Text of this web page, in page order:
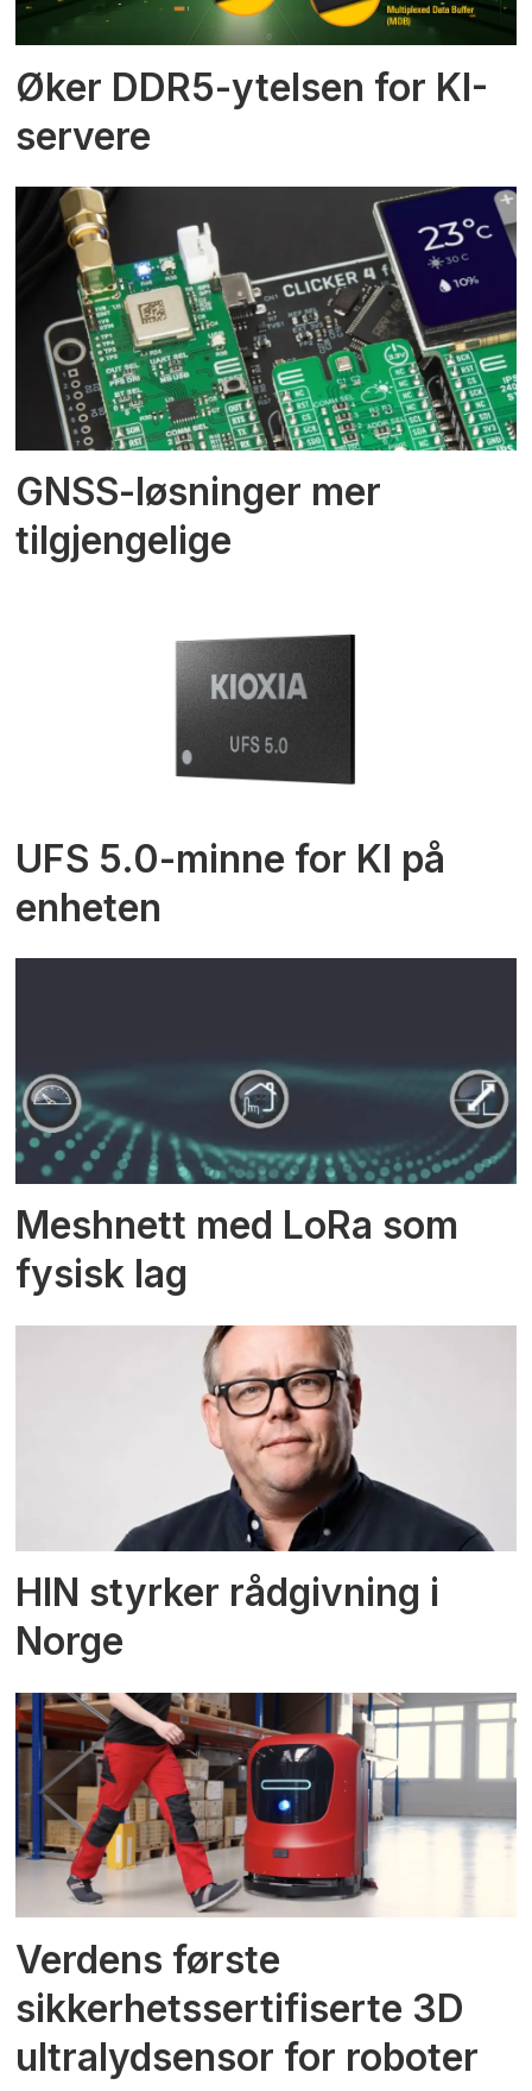
Øker DDR5-ytelsen for KI-
servere
GNSS-løsninger mer
tilgjengelige
UFS 5.0-minne for KI på
enheten
Meshnett med LoRa som
fysisk lag
HIN styrker rådgivning i
Norge
Verdens første
sikkerhetssertifiserte 3D
ultralydsensor for roboter